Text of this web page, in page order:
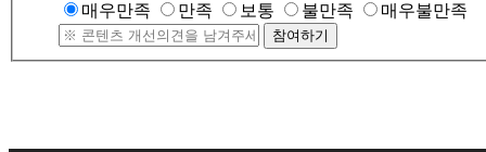
매우만족
만족 보통 불만족 매우불만족
참여하기